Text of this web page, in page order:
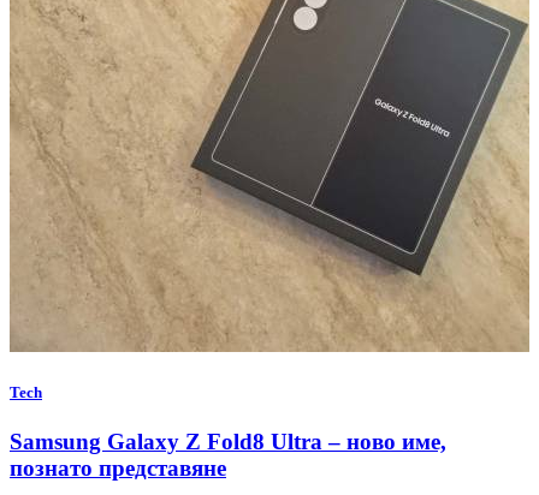
Tech
Samsung Galaxy Z Fold8 Ultra – ново име,
познато представяне